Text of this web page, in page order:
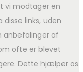
vi modtager en
links, uden
anbefalinger af
ofte er blevet
Dette hjælper os